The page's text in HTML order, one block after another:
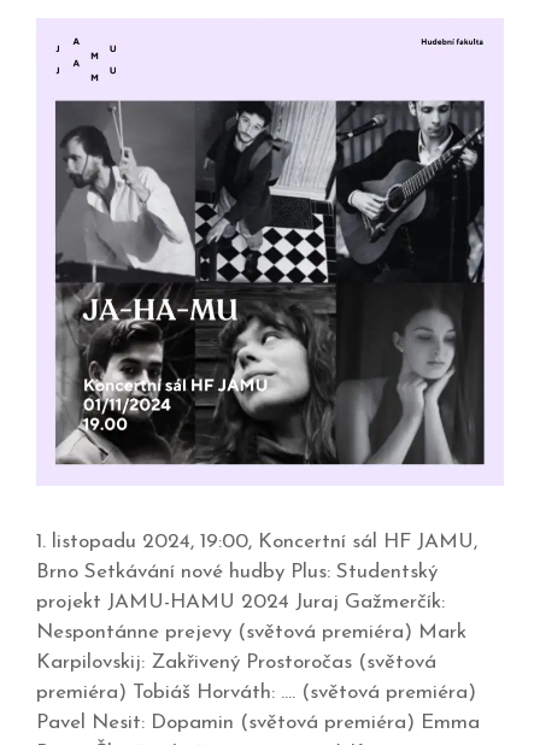
1. listopadu 2024, 19:00, Koncertní sál HF JAMU,
Brno Setkávání nové hudby Plus: Studentský
projekt JAMU-HAMU 2024 Juraj Gažmerčík:
Nespontánne prejevy (světová premiéra) Mark
Karpilovskij: Zakřivený Prostoročas (světová
premiéra) Tobiáš Horváth: …. (světová premiéra)
Pavel Nesit: Dopamin (světová premiéra) Emma